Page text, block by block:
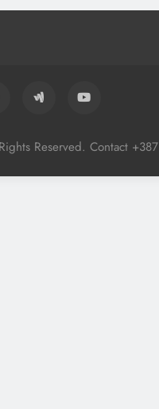
Reserved. Contact +387